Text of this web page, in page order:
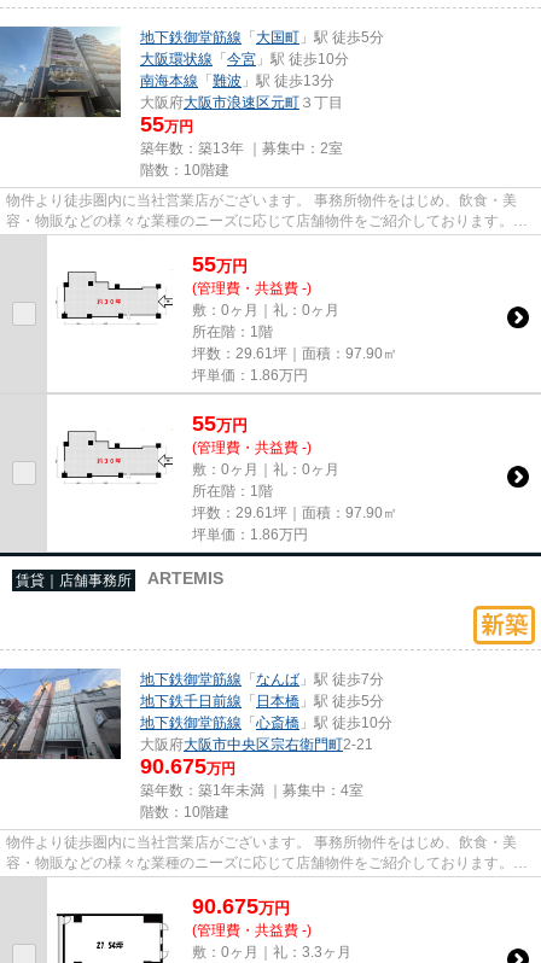
地下鉄御堂筋線 「大国町 」駅 徒歩5分
大阪環状線 「今宮 」駅 徒歩10分
南海本線 「難波 」駅 徒歩13分
大阪府大阪市浪速区元町 ３丁目
55万円
築年数：築13年 ｜募集中： 2室
階数：10階建
物件より徒歩圏内に当社営業店がございます。 事務所物件をはじめ、飲食・美
容・物販などの様々な業種のニーズに応じて店舗物件をご紹介しております。
尚、弊社ではおとり広告は一切...
55万円
(管理費・共益費 -)
敷：0ヶ月｜礼：0ヶ月
所在階：1階
坪数：29.61坪｜面積：97.90㎡
坪単価： 1.86万円
55万円
(管理費・共益費 -)
敷：0ヶ月｜礼：0ヶ月
所在階：1階
坪数：29.61坪｜面積：97.90㎡
坪単価： 1.86万円
賃貸｜店舗事務所 ARTEMIS
地下鉄御堂筋線 「なんば 」駅 徒歩7分
地下鉄千日前線 「 日本橋 」駅 徒歩5分
地下鉄御堂筋線 「心斎橋 」駅 徒歩10分
大阪府大阪市中央区宗右衛門町2-21
90.675万円
築年数：築1年未満 ｜募集中： 4室
階数：10階建
物件より徒歩圏内に当社営業店がございます。 事務所物件をはじめ、飲食・美
容・物販などの様々な業種のニーズに応じて店舗物件をご紹介しております。
尚、弊社ではおとり広告は一切...
90.675万円
(管理費・共益費 -)
敷：0ヶ月｜礼：3.3ヶ月